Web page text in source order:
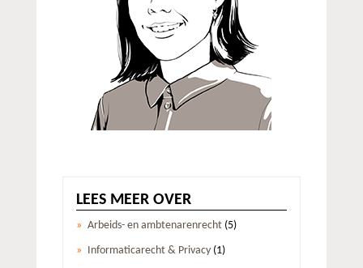
LEES MEER OVER
Arbeids- en ambtenarenrecht (5)
Informaticarecht & Privacy (1)